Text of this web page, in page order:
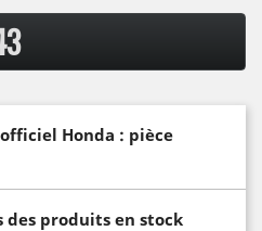
Honda : pièce
des produits en stock